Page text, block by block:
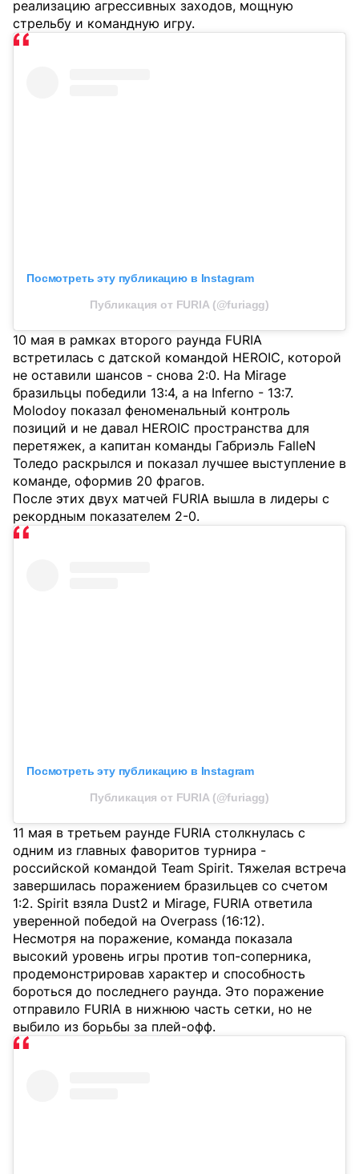
реализацию агрессивных заходов, мощную
стрельбу и командную игру.
Посмотреть эту публикацию в Instagram
Публикация от FURIA (@furiagg)
10 мая в рамках второго раунда FURIA
встретилась с датской командой HEROIC, которой
не оставили шансов - снова 2:0. На Mirage
бразильцы победили 13:4, а на Inferno - 13:7.
Мolodoy показал феноменальный контроль
позиций и не давал HEROIC пространства для
перетяжек, а капитан команды Габриэль FalleN
Толедо раскрылся и показал лучшее выступление в
команде, оформив 20 фрагов.
После этих двух матчей FURIA вышла в лидеры с
рекордным показателем 2-0.
Посмотреть эту публикацию в Instagram
Публикация от FURIA (@furiagg)
11 мая в третьем раунде FURIA столкнулась с
одним из главных фаворитов турнира -
российской командой Team Spirit. Тяжелая встреча
завершилась поражением бразильцев со счетом
1:2. Spirit взяла Dust2 и Mirage, FURIA ответила
уверенной победой на Overpass (16:12).
Несмотря на поражение, команда показала
высокий уровень игры против топ-соперника,
продемонстрировав характер и способность
бороться до последнего раунда. Это поражение
отправило FURIA в нижнюю часть сетки, но не
выбило из борьбы за плей-офф.